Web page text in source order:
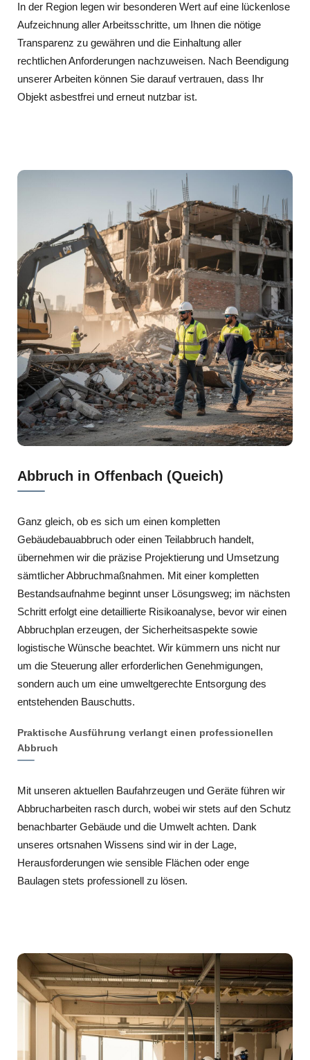
In der Region legen wir besonderen Wert auf eine lückenlose
Aufzeichnung aller Arbeitsschritte, um Ihnen die nötige
Transparenz zu gewähren und die Einhaltung aller
rechtlichen Anforderungen nachzuweisen. Nach Beendigung
unserer Arbeiten können Sie darauf vertrauen, dass Ihr
Objekt asbestfrei und erneut nutzbar ist.
Abbruch in Offenbach (Queich)
Ganz gleich, ob es sich um einen kompletten
Gebäudebauabbruch oder einen Teilabbruch handelt,
übernehmen wir die präzise Projektierung und Umsetzung
sämtlicher Abbruchmaßnahmen. Mit einer kompletten
Bestandsaufnahme beginnt unser Lösungsweg; im nächsten
Schritt erfolgt eine detaillierte Risikoanalyse, bevor wir einen
Abbruchplan erzeugen, der Sicherheitsaspekte sowie
logistische Wünsche beachtet. Wir kümmern uns nicht nur
um die Steuerung aller erforderlichen Genehmigungen,
sondern auch um eine umweltgerechte Entsorgung des
entstehenden Bauschutts.
Praktische Ausführung verlangt einen professionellen
Abbruch
Mit unseren aktuellen Baufahrzeugen und Geräte führen wir
Abbrucharbeiten rasch durch, wobei wir stets auf den Schutz
benachbarter Gebäude und die Umwelt achten. Dank
unseres ortsnahen Wissens sind wir in der Lage,
Herausforderungen wie sensible Flächen oder enge
Baulagen stets professionell zu lösen.